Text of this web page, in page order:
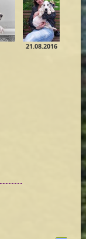
21.08.2016